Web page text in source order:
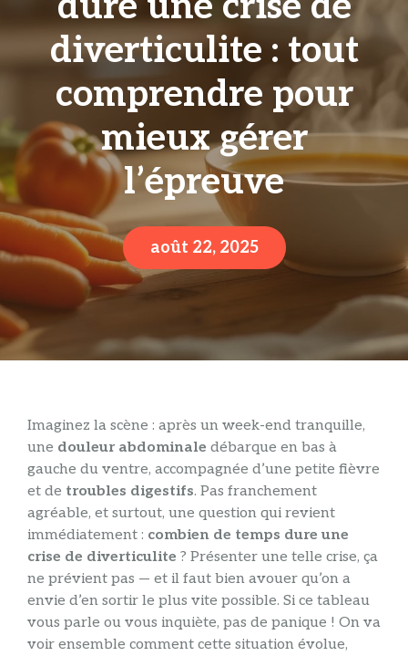
diverticulite : tout
comprendre pour
mieux gérer
l’épreuve
août 22, 2025
Imaginez la scène : après un week-end tranquille,
une douleur abdominale débarque en bas à
gauche du ventre, accompagnée d’une petite fièvre
et de troubles digestifs. Pas franchement
agréable, et surtout, une question qui revient
immédiatement : combien de temps dure une
crise de diverticulite ? Présenter une telle crise, ça
ne prévient pas — et il faut bien avouer qu’on a
envie d’en sortir le plus vite possible. Si ce tableau
vous parle ou vous inquiète, pas de panique ! On va
voir ensemble comment cette situation évolue,